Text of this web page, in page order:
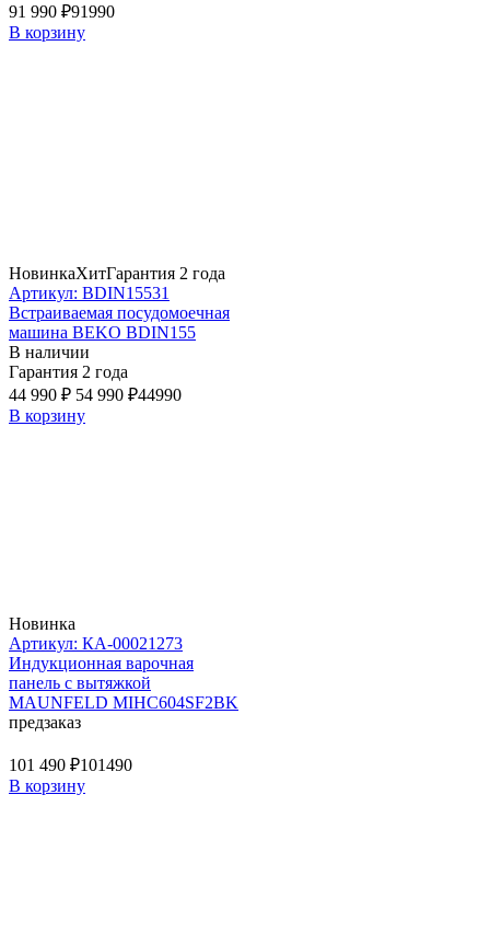
91 990 ₽91990
В корзину
НовинкаХитГарантия 2 года
Артикул: BDIN15531
Встраиваемая посудомоечная
машина BEKO BDIN155
В наличии
Гарантия 2 года
44 990 ₽ 54 990 ₽44990
В корзину
Новинка
Артикул: КА-00021273
Индукционная варочная
панель с вытяжкой
MAUNFELD MIHC604SF2BK
предзаказ
101 490 ₽101490
В корзину